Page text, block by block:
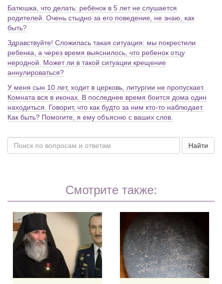
Батюшка, что делать: ребёнок в 5 лет не слушается
родителей. Очень стыдно за его поведение, не знаю, как
быть?
Здравствуйте! Сложилась такая ситуация: мы покрестили
ребенка, а через время выяснилось, что ребенок отцу
неродной. Может ли в такой ситуации крещение
аннулироваться?
У меня сын 10 лет, ходит в церковь, литургии не пропускает.
Комната вся в иконах. В последнее время боится дома один
находиться. Говорит, что как будто за ним кто-то наблюдает.
Как быть? Помогите, я ему объясню с ваших слов.
Найти
Смотрите также: